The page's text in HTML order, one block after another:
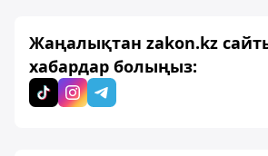
Жаңалықтан zakon.kz
хабардар болыңыз: